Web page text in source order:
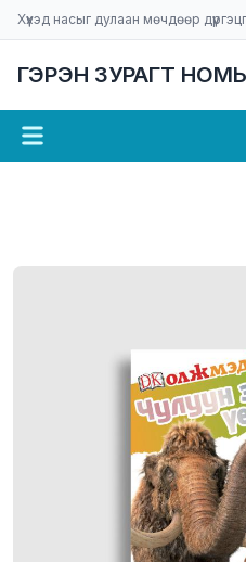
Хүүхэд насыг дулаан мөчдөөр
ГЭРЭН ЗУРАГТ